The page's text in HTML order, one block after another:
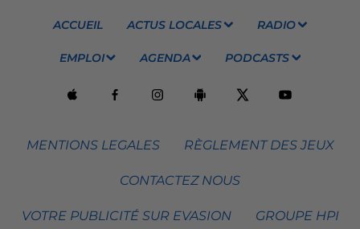
ACCUEIL ACTUS LOCALES RADIO
EMPLOI AGENDA PODCASTS
MENTIONS LEGALES RÈGLEMENT DES JEUX
CONTACTEZ NOUS
VOTRE PUBLICITÉ SUR EVASION GROUPE HPI